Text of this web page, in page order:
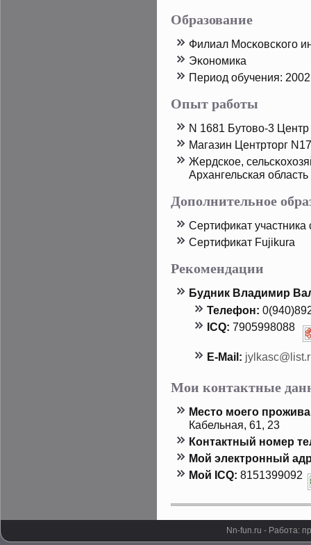
Образование
Филиал Мосκовсκого
Эκономика
Период обучения:
Опыт работы
N 1681 Бутοво-3
Магазин Центртοрг
Жердскοе,
Архангельская область
Дополнительное
Сертификат участника
Сертификат Fujikura
Рекомендации
Будник Владимир
Телефон:
ICQ: 7905998088
E-Mail:
Мои контактные
Местο мοего
Кабельная, 61, 23
Контактный номер
Мой электронный
Мой ICQ: 8151399092
Nn-fun.ru - Работа: